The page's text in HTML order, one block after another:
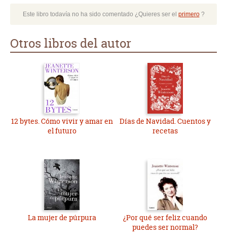
Este libro todavía no ha sido comentado ¿Quieres ser el primero?
Otros libros del autor
12 bytes. Cómo vivir y amar en
el futuro
Días de Navidad. Cuentos y
recetas
La mujer de púrpura
¿Por qué ser feliz cuando
puedes ser normal?